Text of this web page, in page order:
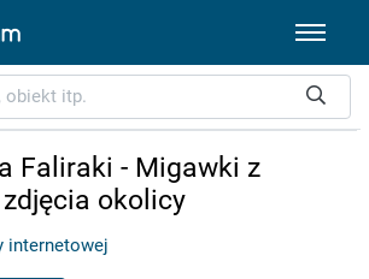
Faliraki - Migawki z
okolicy
internetowej